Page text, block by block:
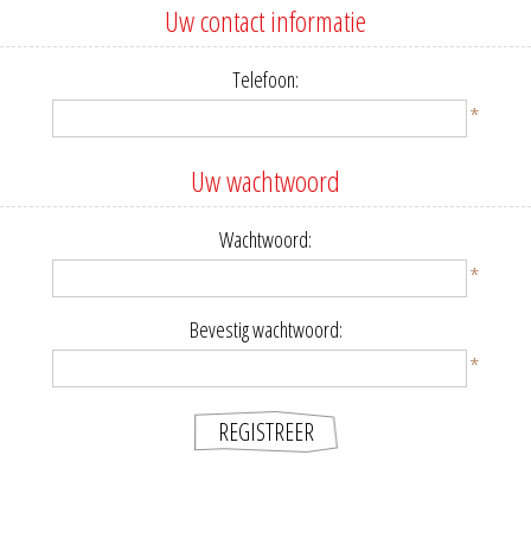
Uw contact informatie
Telefoon:
*
Uw wachtwoord
Wachtwoord:
*
Bevestig wachtwoord:
*